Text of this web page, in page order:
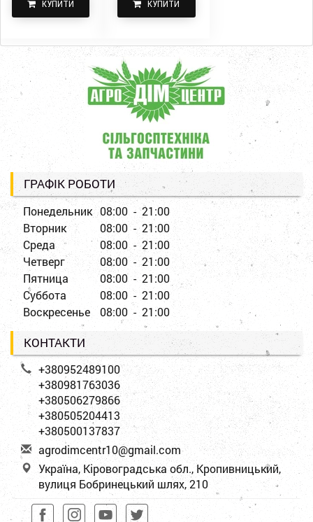
КУПИТИ КУПИТИ
ГРАФІК РОБОТИ
Понедельник 08:00 - 21:00
Вторник
08:00 - 21:00
Среда
08:00 - 21:00
Четверг
08:00 - 21:00
Пятница
08:00 - 21:00
Суббота
08:00 - 21:00
Воскресенье
08:00 - 21:00
КОНТАКТИ
+380952489100
+380981763036
+380506279866
+380505204413
+380500137837
agrodimcentr10@gmail.com
Україна, Кіровоградська обл., Кропивницький,
вулиця Бобринецький шлях, 210